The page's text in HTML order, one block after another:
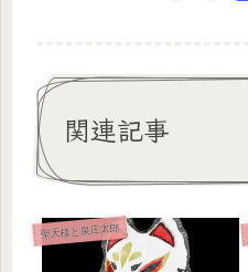
関連記事
聖天様と泉庄太郎